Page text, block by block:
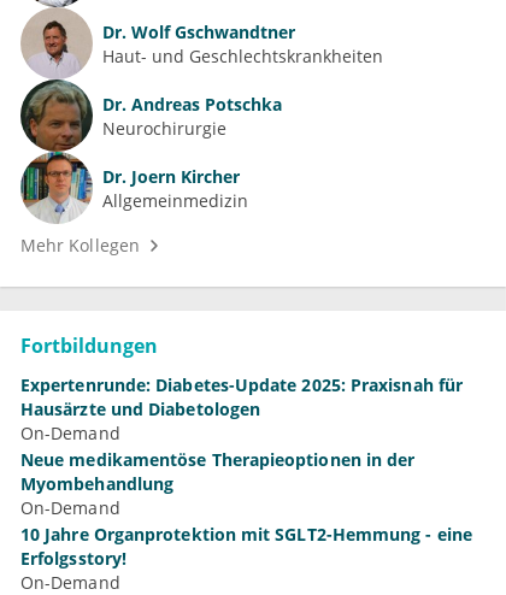
Dr. Wolf Gschwandtner
Haut- und Geschlechtskrankheiten
Dr. Andreas Potschka
Neurochirurgie
Dr. Joern Kircher
Allgemeinmedizin
Mehr Kollegen
Fortbildungen
Expertenrunde: Diabetes-Update 2025: Praxisnah für
Hausärzte und Diabetologen
On-Demand
Neue medikamentöse Therapieoptionen in der
Myombehandlung
On-Demand
10 Jahre Organprotektion mit SGLT2-Hemmung - eine
Erfolgsstory!
On-Demand